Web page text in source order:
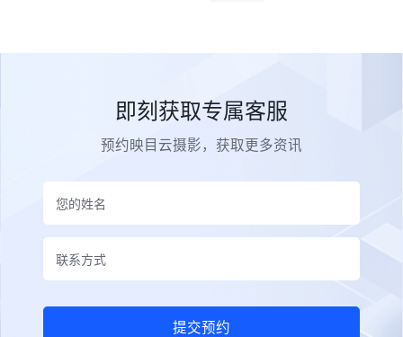
即刻获取专属客服
预约映目云摄影，获取更多资讯
提交预约